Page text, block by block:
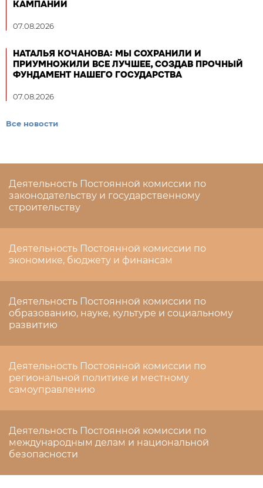
КАМПАНИИ
07.08.2026
НАТАЛЬЯ КОЧАНОВА: МЫ СОХРАНИЛИ И
ПРИУМНОЖИЛИ ВСЕ ЛУЧШЕЕ, СОЗДАВ ПРОЧНЫЙ
ФУНДАМЕНТ НАШЕГО ГОСУДАРСТВА
07.08.2026
Все новости
Деятельность Постоянной комиссии по
законодательству и государственному
строительству
Деятельность Постоянной комиссии по
экономике, бюджету и финансам
Деятельность Постоянной комиссии по
образованию, науке, культуре и социальному
развитию
Деятельность Постоянной комиссии по
региональной политике и местному
самоуправлению
Деятельность Постоянной комиссии по
международным делам и национальной
безопасности